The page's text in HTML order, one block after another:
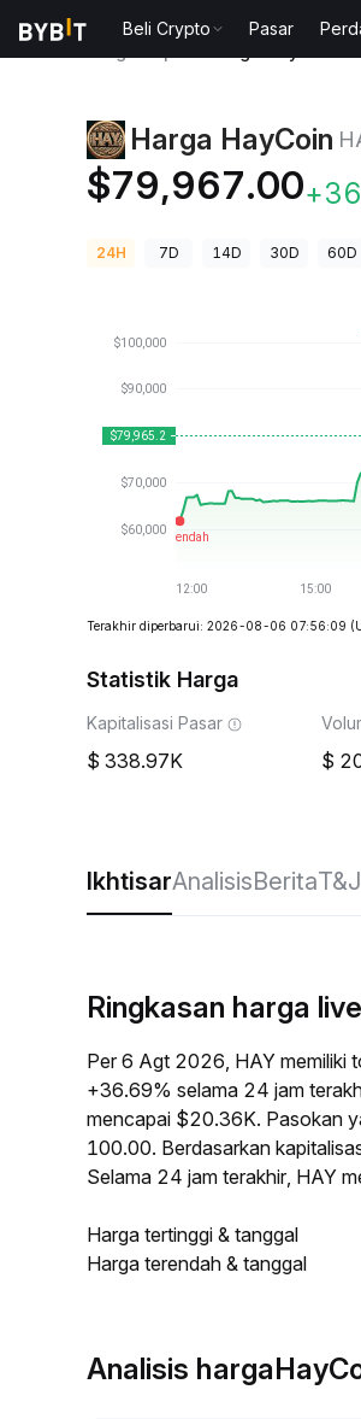
Beli Crypto Pasar
Harga HayCoin
$79,967.00
24H 7D 14D 30D 60D
Terakhir diperbarui: 2026-08-06 07:56:09
Statistik Harga
Kapitalisasi Pasar
338.97K
IkhtisarAnalisisBeritaT&J
Ringkasan harga
Per 6 Agt 2026, HAY memiliki
+36.69% selama 24 jam
mencapai $20.36K. Pasokan
100.00. Berdasarkan
Selama 24 jam terakhir, HAY
Harga tertinggi & tanggal
Harga terendah & tanggal
Analisis